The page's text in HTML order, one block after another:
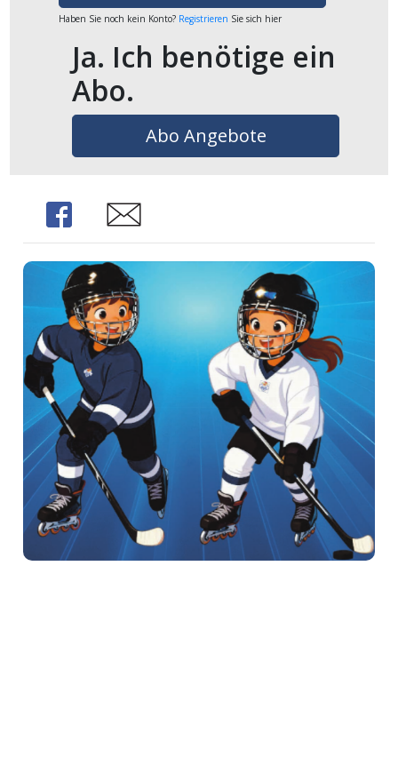
Haben Sie noch kein Konto? Registrieren Sie sich hier
Ja. Ich benötige ein
Abo.
Abo Angebote
Share Share